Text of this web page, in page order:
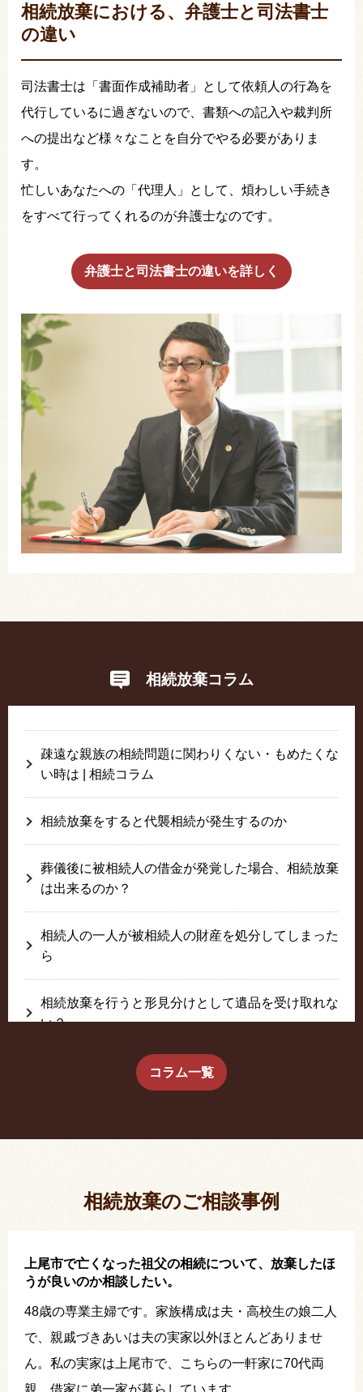
相続放棄における、弁護士と司法書士
の違い
司法書士は「書面作成補助者」として依頼人の行為を
代行しているに過ぎないので、書類への記入や裁判所
への提出など様々なことを自分でやる必要がありま
す。
忙しいあなたへの「代理人」として、煩わしい手続き
をすべて行ってくれるのが弁護士なのです。
弁護士と司法書士の違いを詳しく
相続放棄コラム
疎遠な親族の相続問題に関わりくない・もめたくな
い時は | 相続コラム
相続放棄をすると代襲相続が発生するのか
葬儀後に被相続人の借金が発覚した場合、相続放棄
は出来るのか？
相続人の一人が被相続人の財産を処分してしまった
ら
相続放棄を行うと形見分けとして遺品を受け取れな
い？
生前に相続放棄すると約束した念書は有効か？
コラム一覧
相続放棄のご相談事例
上尾市で亡くなった祖父の相続について、放棄したほ
うが良いのか相談したい。
48歳の専業主婦です。家族構成は夫・高校生の娘二人
で、親戚づきあいは夫の実家以外ほとんどありませ
ん。私の実家は上尾市で、こちらの一軒家に70代両
親、借家に弟一家が暮らしています。